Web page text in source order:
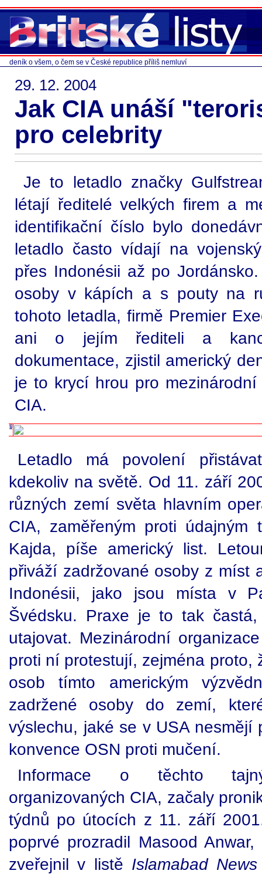
deník o všem, o čem se v České republice příliš nemluví
29. 12. 2004
Jak CIA unáší
pro celebrity
Je to letadlo značky
létají ředitelé velkých firem a
identifikační číslo bylo
letadlo často vídají na
přes Indonésii až po
osoby v kápích a s pouty na
tohoto letadla, firmě Premier
ani o jejím řediteli a
dokumentace, zjistil americký
je to krycí hrou pro mezinárodní
CIA.
Letadlo má povolení
kdekoliv na světě. Od 11. září
různých zemí světa hlavním
CIA, zaměřeným proti údajným
Kajda, píše americký list.
přiváží zadržované osoby z míst
Indonésii, jako jsou místa v
Švédsku. Praxe je to tak
utajovat. Mezinárodní
proti ní protestují, zejména proto,
osob tímto americkým
zadržené osoby do zemí,
výslechu, jaké se v USA nesmějí
konvence OSN proti mučení.
Informace o těchto
organizovaných CIA, začaly
týdnů po útocích z 11. září
poprvé prozradil Masood
zveřejnil v listě Islamabad News